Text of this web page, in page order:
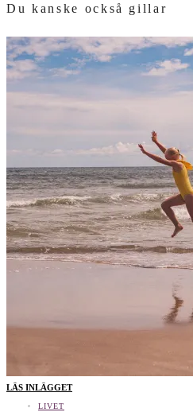
Du kanske också gillar
LÄS INLÄGGET
LIVET